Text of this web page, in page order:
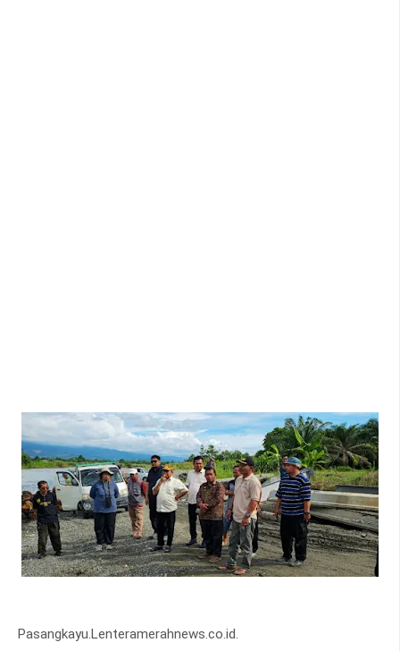
Pasangkayu.Lenteramerahnews.co.id.